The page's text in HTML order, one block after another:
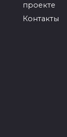
проекте
Контакты